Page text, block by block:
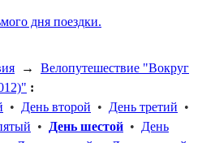
дня поездки.
→ Велопутешествие "Вокруг
:
• День второй • День третий •
• День шестой • День